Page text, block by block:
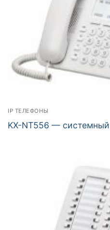
IP ТЕЛЕФОНЫ
KX-NT556 —